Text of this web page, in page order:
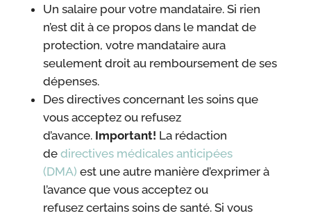
Un salaire pour votre mandataire. Si rien
n’est dit à ce propos dans le mandat de
protection, votre mandataire aura
seulement droit au remboursement de ses
dépenses.
Des directives concernant les soins que
vous acceptez ou refusez
d’avance. Important! La rédaction
de directives médicales anticipées
(DMA) est une autre manière d’exprimer à
l’avance que vous acceptez ou
refusez certains soins de santé. Si vous